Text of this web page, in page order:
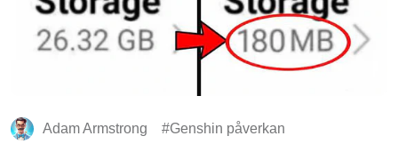
Adam Armstrong Genshin påverkan